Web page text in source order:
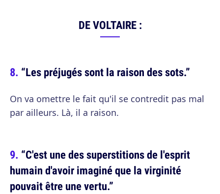
DE VOLTAIRE :
“Les préjugés sont la raison des sots.”
On va omettre le fait qu'il se contredit pas mal
par ailleurs. Là, il a raison.
“C'est une des superstitions de l'esprit
humain d'avoir imaginé que la virginité
pouvait être une vertu.”